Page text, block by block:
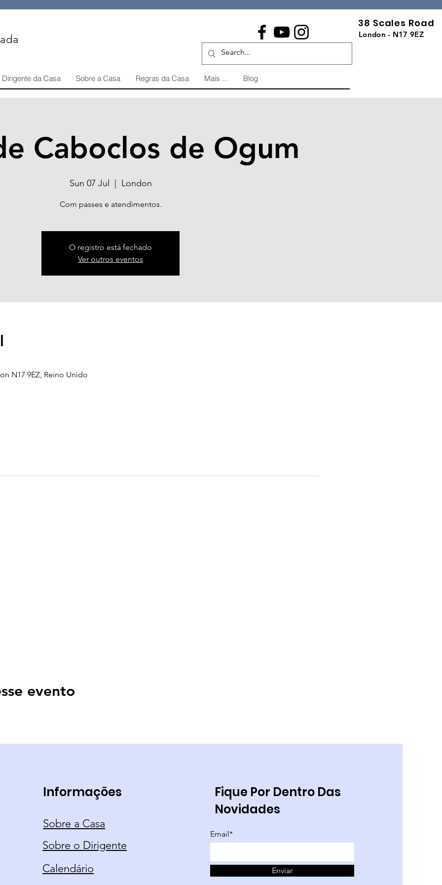
38 Scales Road
London - N17 9EZ
Dirigente da Casa Sobre a Casa Regras da Casa Mais ... Blog
Caboclos de Ogum
Sun 07 Jul London
Com passes e atendimentos.
O registro está fechado
Ver outros eventos
N17 9EZ, Reino Unido
evento
Informações
Sobre a Casa
Sobre o Dirigente
Calendário
Fique Por Dentro Das
Novidades
Email*
Enviar